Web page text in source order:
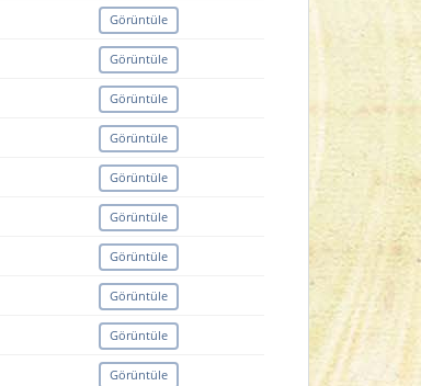
Görüntüle
Görüntüle
Görüntüle
Görüntüle
Görüntüle
Görüntüle
Görüntüle
Görüntüle
Görüntüle
Görüntüle